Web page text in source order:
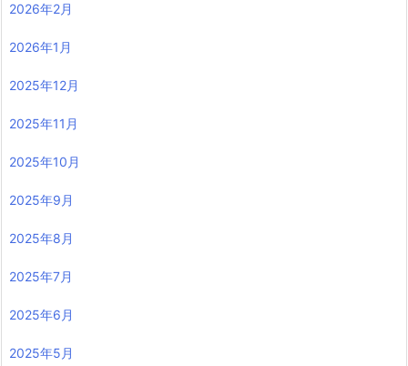
2026年2月
2026年1月
2025年12月
2025年11月
2025年10月
2025年9月
2025年8月
2025年7月
2025年6月
2025年5月